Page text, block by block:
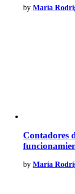
by María
Contadores
by María